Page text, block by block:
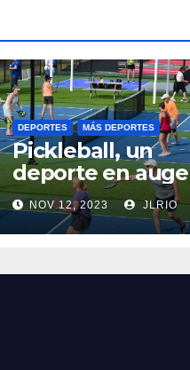
DEPORTES MÁS DEPORTES
Pickleball, un
deporte en auge
NOV 12, 2023 JLRIO